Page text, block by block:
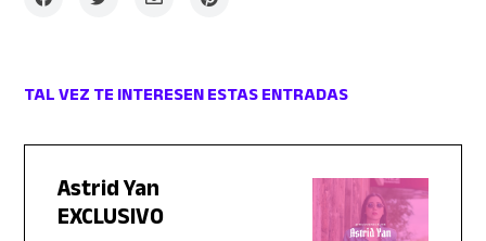
TAL VEZ TE INTERESEN ESTAS ENTRADAS
Astrid Yan
EXCLUSIVO